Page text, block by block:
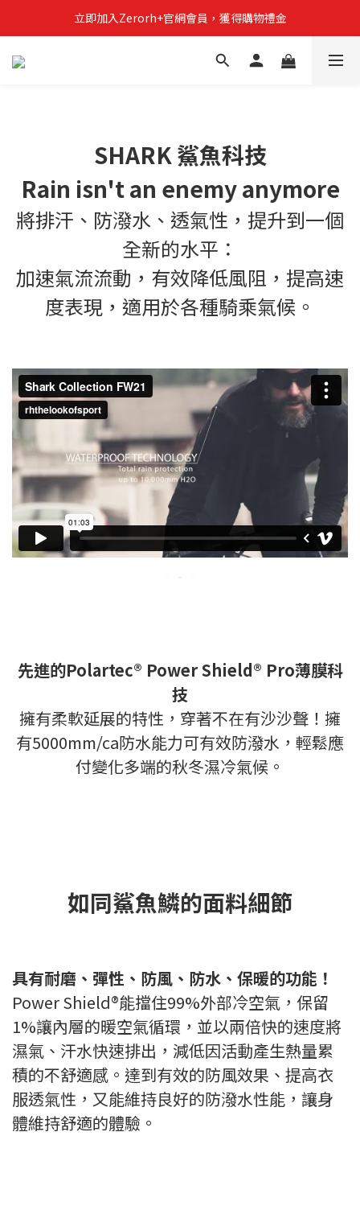
立即加入Zerorh+官網會員，獲得購物禮金
立即加入Zerorh+官網會員，獲得購物禮金
Zerorh+期間限定優惠全館滿15000折1500滿20000折2500
SHARK 鯊魚科技
Rain isn't an enemy anymore
將排汗、防潑水、透氣性，提升到一個
全新的水平：
加速氣流流動，有效降低風阻，提高速
度表現，適用於各種騎乘氣候。
先進的Polartec® Power Shield® Pro薄膜科
技
擁有柔軟延展的特性，穿著不在有沙沙聲！擁
有5000mm/ca防水能力可有效防潑水，輕鬆應
付變化多端的秋冬濕冷氣候。
如同鯊魚鱗的面料細節
具有耐磨、彈性、防風、防水、保暖的功能！
Power Shield®能擋住99%外部冷空氣，保留
1%讓內層的暖空氣循環，並以兩倍快的速度將
濕氣、汗水快速排出，減低因活動產生熱量累
積的不舒適感。達到有效的防風效果、提高衣
服透氣性，又能維持良好的防潑水性能，讓身
體維持舒適的體驗。